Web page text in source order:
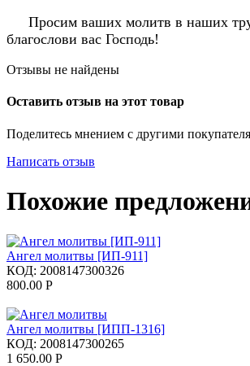
Просим ваших молитв в наших
благослови вас Господь!
Отзывы не найдены
Оставить отзыв на этот товар
Поделитесь мнением с другими
Написать отзыв
Похожие
Ангел молитвы [ИП-911]
КОД: 2008147300326
800.00 Р
Ангел молитвы [ИПП-1316]
КОД: 2008147300265
1 650.00 Р